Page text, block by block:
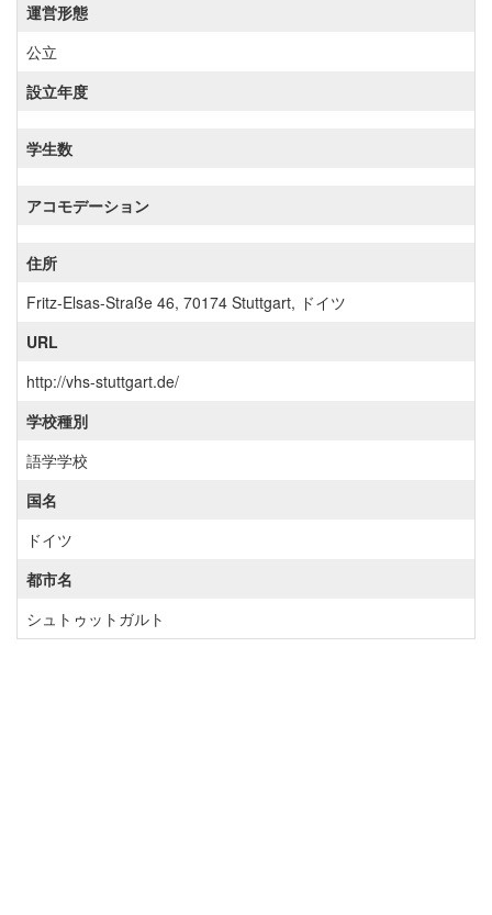
運営形態
公立
設立年度
学生数
アコモデーション
住所
Fritz-Elsas-Straße 46, 70174 Stuttgart, ドイツ
URL
http://vhs-stuttgart.de/
学校種別
語学学校
国名
ドイツ
都市名
シュトゥットガルト